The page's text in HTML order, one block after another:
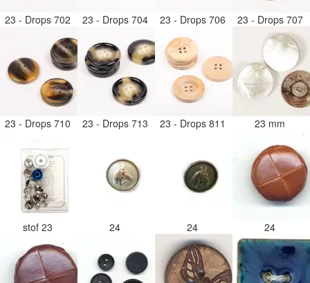
23 - Drops 702 23 - Drops 704 23 - Drops 706 23 - Drops 707
23 - Drops 710 23 - Drops 713 23 - Drops 811 23 mm
stof 23 24 24 24